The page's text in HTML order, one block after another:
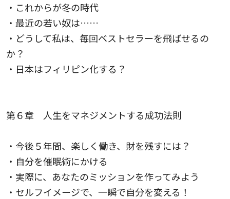
・これからが冬の時代
・最近の若い奴は……
・どうして私は、毎回ベストセラーを飛ばせるの
か？
・日本はフィリピン化する？
第６章 人生をマネジメントする成功法則
・今後５年間、楽しく働き、財を残すには？
・自分を催眠術にかける
・実際に、あなたのミッションを作ってみよう
・セルフイメージで、一瞬で自分を変える！